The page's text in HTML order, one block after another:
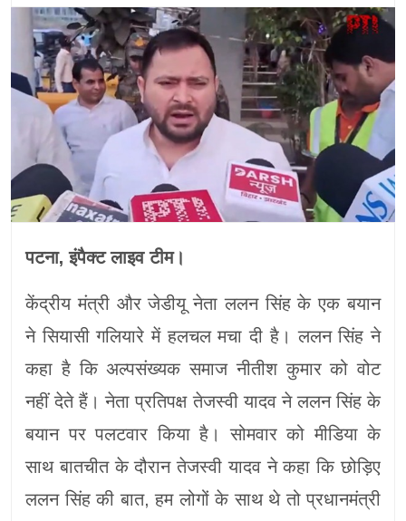
पटना, इंपैक्ट लाइव टीम।
केंद्रीय मंत्री और जेडीयू नेता ललन सिंह के एक बयान
ने सियासी गलियारे में हलचल मचा दी है। ललन सिंह ने
कहा है कि अल्पसंख्यक समाज नीतीश कुमार को वोट
नहीं देते हैं। नेता प्रतिपक्ष तेजस्वी यादव ने ललन सिंह के
बयान पर पलटवार किया है। सोमवार को मीडिया के
साथ बातचीत के दौरान तेजस्वी यादव ने कहा कि छोड़िए
ललन सिंह की बात, हम लोगों के साथ थे तो प्रधानमंत्री